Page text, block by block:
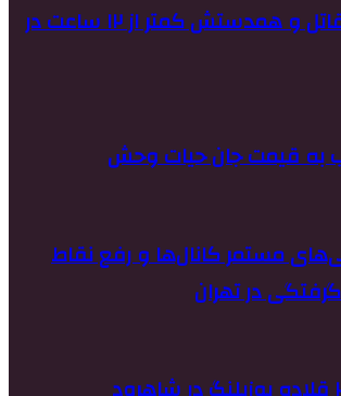
دستگیری قاتل و همدستش کمتر از ۱۲ ساعت در
به قیمت جان حیات وحش
مستمر کانال‌ها و رفع نقاط
در تهران